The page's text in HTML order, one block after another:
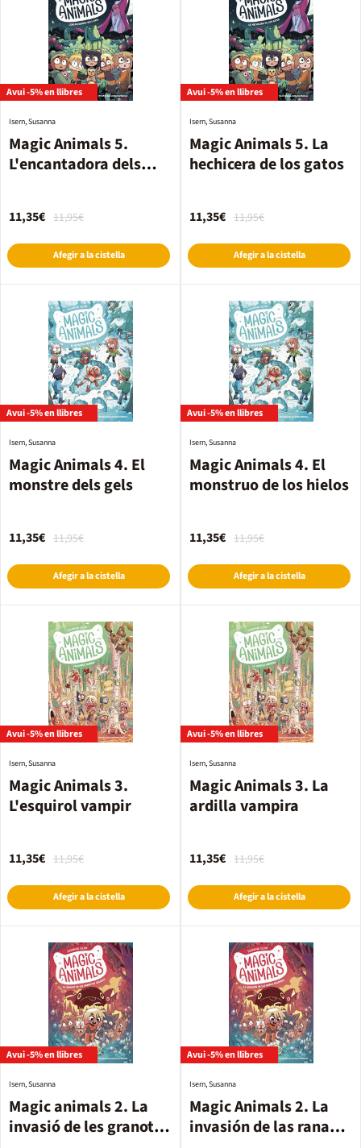
Avui -5% en llibres
Magic Animals 5.
L'encantadora dels
Isern, Susanna
11,95€
11,35€
Afegir a la cistella
Avui -5% en llibres
Magic Animals 5. La
hechicera de los gatos
Isern, Susanna
11,95€
11,35€
Afegir a la cistella
Avui -5% en llibres
Magic Animals 4. El
monstre dels gels
Isern, Susanna
11,95€
11,35€
Afegir a la cistella
Avui -5% en llibres
Magic Animals 4. El
monstruo de los hielos
Isern, Susanna
11,95€
11,35€
Afegir a la cistella
Avui -5% en llibres
Magic Animals 3.
L'esquirol vampir
Isern, Susanna
11,95€
11,35€
Afegir a la cistella
Avui -5% en llibres
Magic Animals 3. La
ardilla vampira
Isern, Susanna
11,95€
11,35€
Afegir a la cistella
Avui -5% en llibres
Magic animals 2. La
invasió de les granotes
Isern, Susanna
Avui -5% en llibres
Magic Animals 2. La
invasión de las ranas
Isern, Susanna